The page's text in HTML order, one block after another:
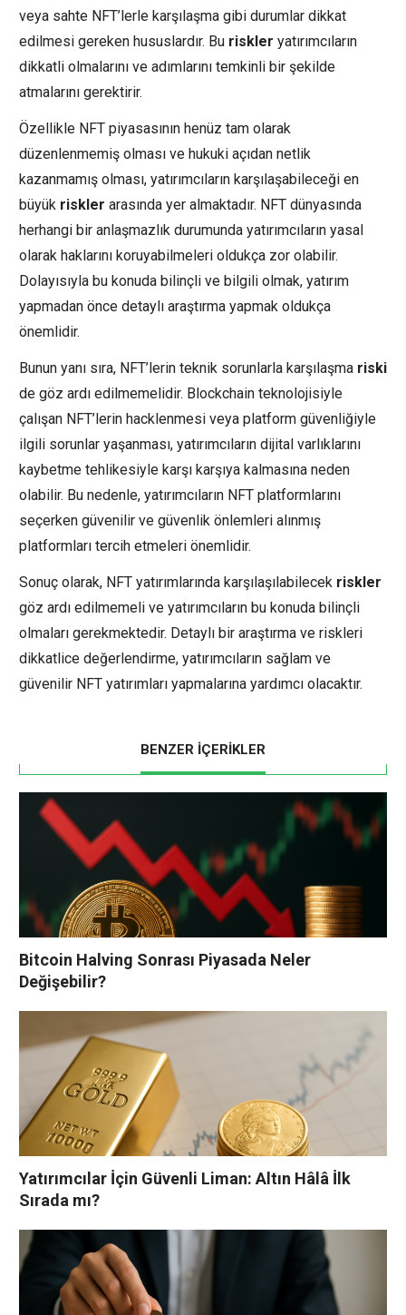
veya sahte NFT’lerle karşılaşma gibi durumlar dikkat
edilmesi gereken hususlardır. Bu riskler yatırımcıların
dikkatli olmalarını ve adımlarını temkinli bir şekilde
atmalarını gerektirir.
Özellikle NFT piyasasının henüz tam olarak
düzenlenmemiş olması ve hukuki açıdan netlik
kazanmamış olması, yatırımcıların karşılaşabileceği en
büyük riskler arasında yer almaktadır. NFT dünyasında
herhangi bir anlaşmazlık durumunda yatırımcıların yasal
olarak haklarını koruyabilmeleri oldukça zor olabilir.
Dolayısıyla bu konuda bilinçli ve bilgili olmak, yatırım
yapmadan önce detaylı araştırma yapmak oldukça
önemlidir.
Bunun yanı sıra, NFT’lerin teknik sorunlarla karşılaşma riski
de göz ardı edilmemelidir. Blockchain teknolojisiyle
çalışan NFT’lerin hacklenmesi veya platform güvenliğiyle
ilgili sorunlar yaşanması, yatırımcıların dijital varlıklarını
kaybetme tehlikesiyle karşı karşıya kalmasına neden
olabilir. Bu nedenle, yatırımcıların NFT platformlarını
seçerken güvenilir ve güvenlik önlemleri alınmış
platformları tercih etmeleri önemlidir.
Sonuç olarak, NFT yatırımlarında karşılaşılabilecek riskler
göz ardı edilmemeli ve yatırımcıların bu konuda bilinçli
olmaları gerekmektedir. Detaylı bir araştırma ve riskleri
dikkatlice değerlendirme, yatırımcıların sağlam ve
güvenilir NFT yatırımları yapmalarına yardımcı olacaktır.
BENZER İÇERİKLER
Bitcoin Halving Sonrası Piyasada Neler
Değişebilir?
Yatırımcılar İçin Güvenli Liman: Altın Hâlâ İlk
Sırada mı?